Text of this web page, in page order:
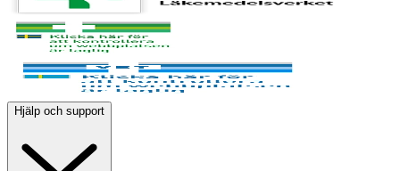
Hjälp och support